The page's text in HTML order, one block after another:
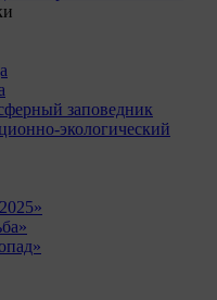
заповедник
экологический